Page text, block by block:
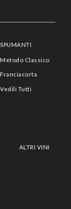
SPUMANTI
Metodo Classico
Franciacorta
Vedili Tutti
ALTRI VINI